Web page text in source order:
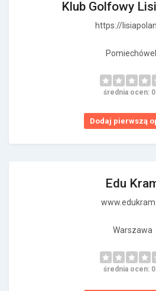
Klub Golfowy
https://
średnia ocen:
Dodaj pierwszą
Edu
Warszawa
średnia ocen: